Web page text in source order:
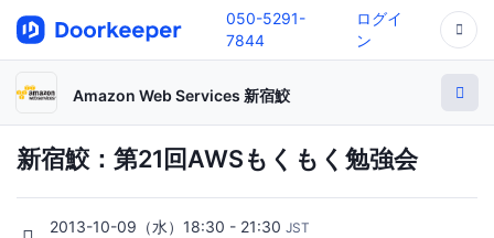
050-5291-
7844
ログイ
ン
Amazon Web Services 新宿鮫
新宿鮫：第21回AWSもくもく勉強会
2013-10-09（水）18:30 - 21:30 JST